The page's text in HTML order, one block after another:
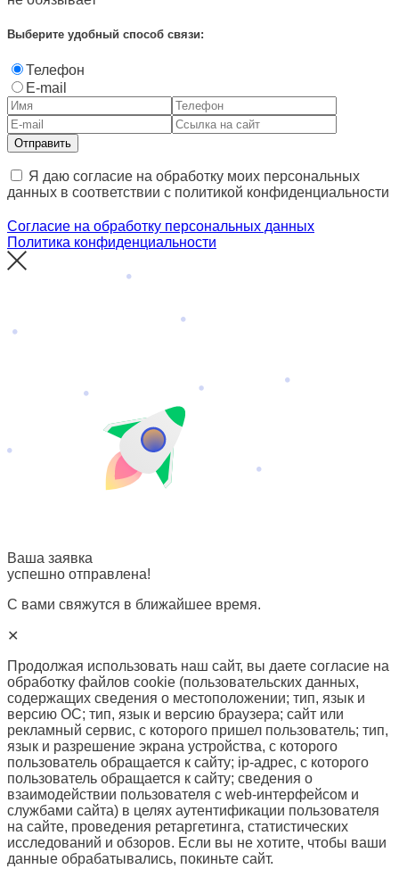
Выберите удобный способ связи:
Телефон
E-mail
Отправить
Я даю согласие на обработку моих персональных
данных в соответствии с политикой конфиденциальности
Согласие на обработку персональных данных
Политика конфиденциальности
Ваша заявка
успешно отправлена!
С вами свяжутся в ближайшее время.
✕
Продолжая использовать наш сайт, вы даете согласие на
обработку файлов cookie (пользовательских данных,
содержащих сведения о местоположении; тип, язык и
версию ОС; тип, язык и версию браузера; сайт или
рекламный сервис, с которого пришел пользователь; тип,
язык и разрешение экрана устройства, с которого
пользователь обращается к сайту; ip-адрес, с которого
пользователь обращается к сайту; сведения о
взаимодействии пользователя с web-интерфейсом и
службами сайта) в целях аутентификации пользователя
на сайте, проведения ретаргетинга, статистических
исследований и обзоров. Если вы не хотите, чтобы ваши
данные обрабатывались, покиньте сайт.